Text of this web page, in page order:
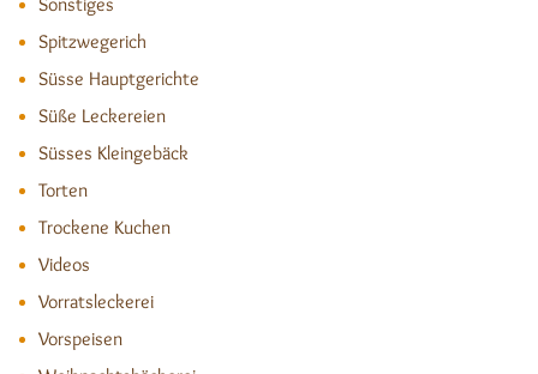
Spitzwegerich
Süsse Hauptgerichte
Süße Leckereien
Süsses Kleingebäck
Torten
Trockene Kuchen
Videos
Vorratsleckerei
Vorspeisen